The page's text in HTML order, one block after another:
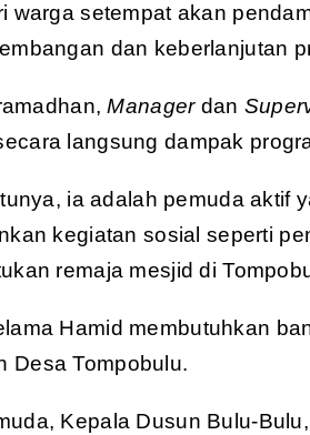
warga setempat akan
dan keberlanjutan
Managerdan
langsung dampak
ia adalah pemuda aktif
kegiatan sosial seperti
remaja mesjid di
Hamid membutuhkan
Desa Tompobulu.
Kepala Dusun Bulu-